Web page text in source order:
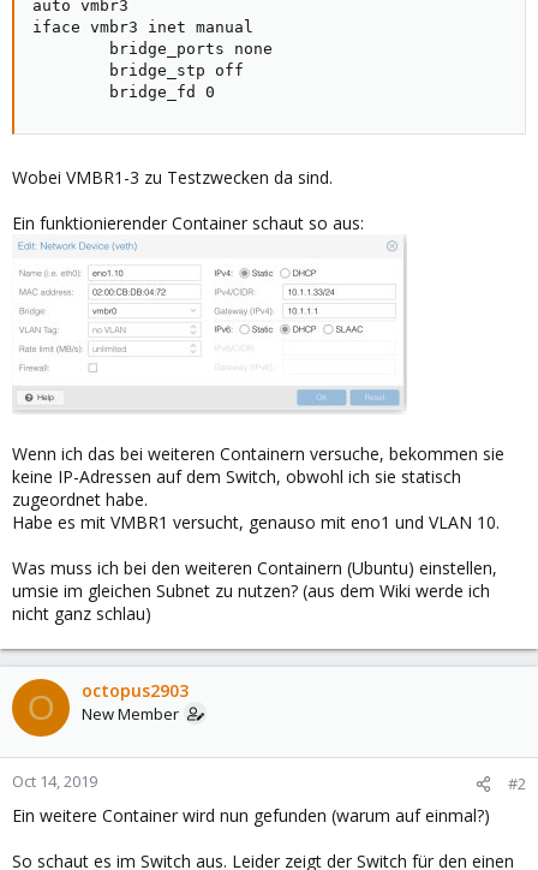
auto vmbr3
iface vmbr3 inet manual
        bridge_ports none
        bridge_stp off
        bridge_fd 0
Wobei VMBR1-3 zu Testzwecken da sind.
Ein funktionierender Container schaut so aus:
Wenn ich das bei weiteren Containern versuche, bekommen sie
keine IP-Adressen auf dem Switch, obwohl ich sie statisch
zugeordnet habe.
Habe es mit VMBR1 versucht, genauso mit eno1 und VLAN 10.
Was muss ich bei den weiteren Containern (Ubuntu) einstellen,
umsie im gleichen Subnet zu nutzen? (aus dem Wiki werde ich
nicht ganz schlau)
O octopus2903
New Member
Oct 14, 2019 #2
Ein weitere Container wird nun gefunden (warum auf einmal?)
So schaut es im Switch aus. Leider zeigt der Switch für den einen